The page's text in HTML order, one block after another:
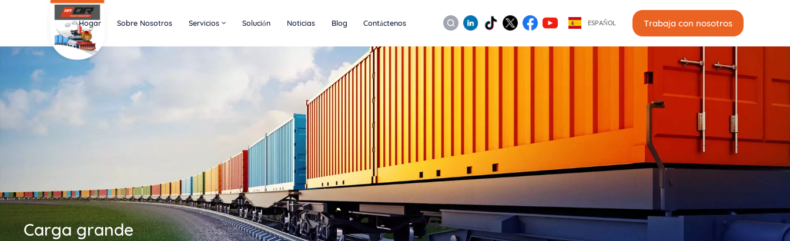
Hogar Sobre Nosotros Servicios Solución Noticias Blog Contáctenos ESPAÑOL Trabaja con nosotros
Carga grande